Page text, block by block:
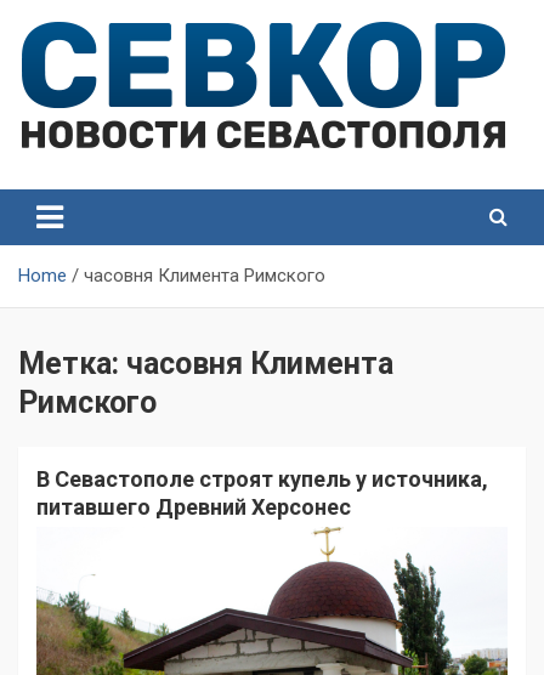
content
Севастополя
Севастополя
Home часовня Климента Римского
Метка: часовня Климента
Римского
В Севастополе строят купель у источника,
питавшего Древний Херсонес